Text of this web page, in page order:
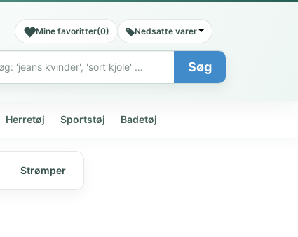
Mine favoritter(0) Nedsatte varer
Søg
Herretøj Sportstøj Badetøj
Strømper